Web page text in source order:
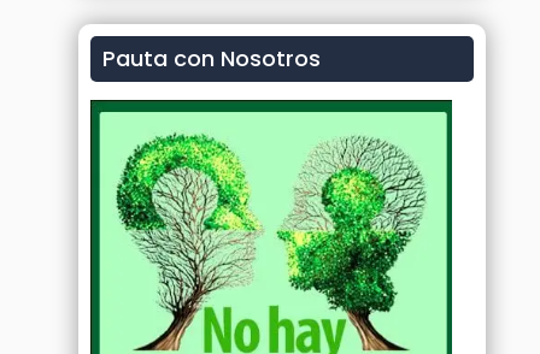
Pauta con Nosotros